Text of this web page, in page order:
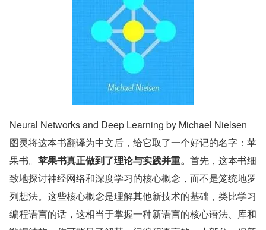
Neural Networks and Deep Learning by Michael Nielsen
图灵将这本书翻译为中文后，给它取了一个好记的名字：苹
果书。 苹果书真正做到了理论与实践并重。 首先，这本书细
致地探讨神经网络和深度学习的核心概念，而不是笼统地罗
列想法。这些核心概念是理解其他新技术的基础，类比学习
编程语言的话，这相当于掌握一种新语言的核心语法、库和